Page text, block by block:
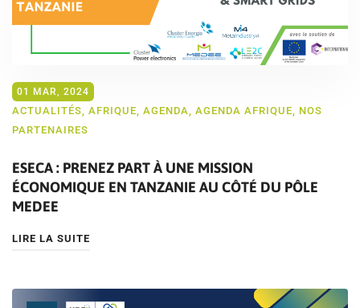
01 MAR, 2024
ACTUALITÉS AFRIQUE AGENDA AGENDA AFRIQUE
NOS
PARTENAIRES
ESECA : PRENEZ PART À UNE MISSION
ÉCONOMIQUE EN TANZANIE AU CÔTÉ DU PÔLE
MEDEE
LIRE LA SUITE